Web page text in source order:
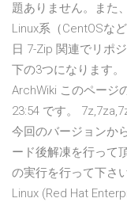
題ありません。また
Linux系（CentOSな
日 7-Zip 関連でリポ
下の3つになります
ArchWiki このページ
23:54 です。
今回のバージョンか
ード後解凍を行って
の実行を行って下さ
Linux (Red Hat